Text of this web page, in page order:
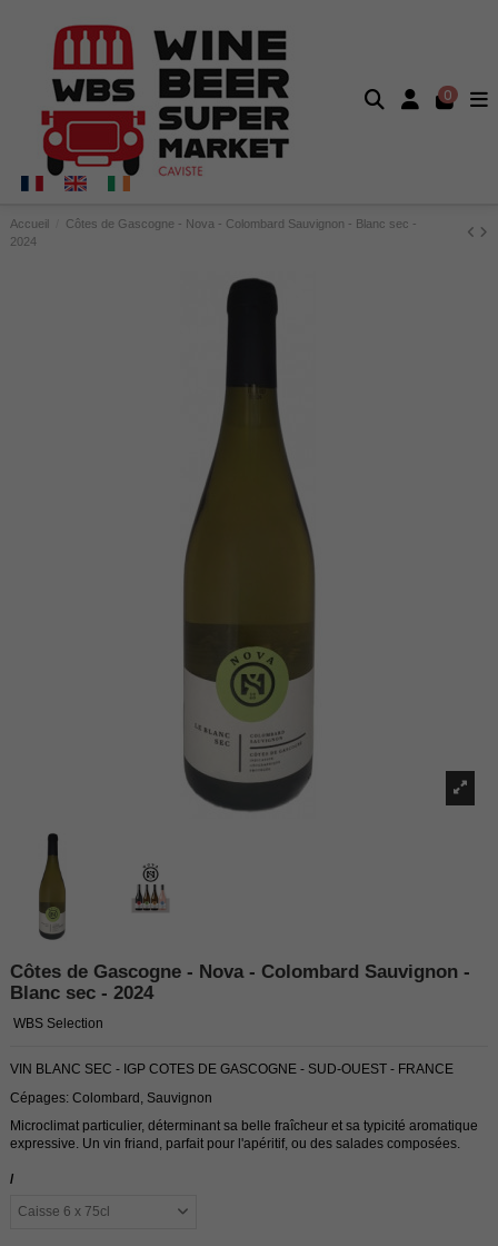
0
Accueil
Côtes de Gascogne - Nova - Colombard Sauvignon - Blanc sec -
2024
Côtes de Gascogne - Nova - Colombard Sauvignon -
Blanc sec - 2024
WBS Selection
VIN BLANC SEC - IGP COTES DE GASCOGNE - SUD-OUEST - FRANCE
Cépages: Colombard, Sauvignon
Microclimat particulier, déterminant sa belle fraîcheur et sa typicité aromatique
expressive. Un vin friand, parfait pour l'apéritif, ou des salades composées.
/